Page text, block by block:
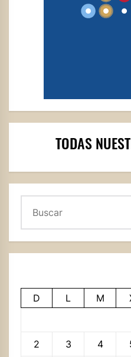
TODAS
D L M
2 3 4